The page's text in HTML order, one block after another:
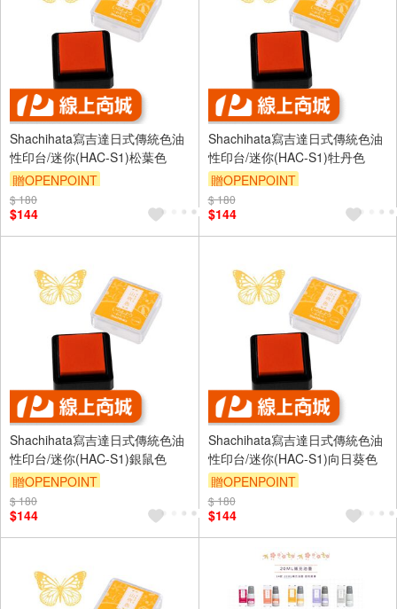
Shachihata寫吉達日式傳統色油
性印台/迷你(HAC-S1)松葉色
贈OPENPOINT
$ 180
$144
Shachihata寫吉達日式傳統色油
性印台/迷你(HAC-S1)牡丹色
贈OPENPOINT
$ 180
$144
Shachihata寫吉達日式傳統色油
性印台/迷你(HAC-S1)銀鼠色
贈OPENPOINT
$ 180
$144
Shachihata寫吉達日式傳統色油
性印台/迷你(HAC-S1)向日葵色
贈OPENPOINT
$ 180
$144